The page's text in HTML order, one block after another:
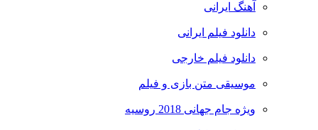
آهنگ ایرانی
دانلود فیلم ایرانی
دانلود فیلم خارجی
موسیقی متن بازی و فیلم
ویژه جام جهانی 2018 روسیه